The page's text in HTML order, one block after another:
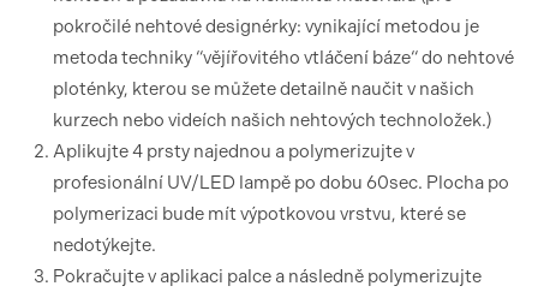
pokročilé nehtové designérky: vynikající metodou je
metoda techniky “vějířovitého vtláčení báze“ do nehtové
ploténky, kterou se můžete detailně naučit v našich
kurzech nebo videích našich nehtových technoložek.)
Aplikujte 4 prsty najednou a polymerizujte v
profesionální UV/LED lampě po dobu 60sec. Plocha po
polymerizaci bude mít výpotkovou vrstvu, které se
nedotýkejte.
Pokračujte v aplikaci palce a následně polymerizujte